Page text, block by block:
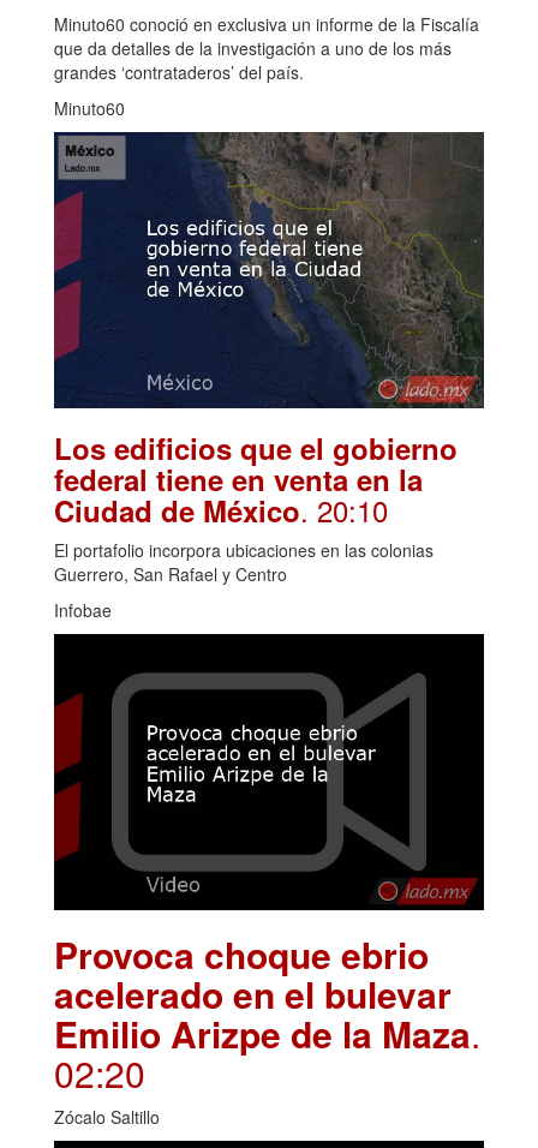
Minuto60 conoció en exclusiva un informe de la Fiscalía
que da detalles de la investigación a uno de los más
grandes ‘contrataderos’ del país.
Minuto60
Los edificios que el gobierno
federal tiene en venta en la
Ciudad de México. 20:10
El portafolio incorpora ubicaciones en las colonias
Guerrero, San Rafael y Centro
Infobae
Provoca choque ebrio
acelerado en el bulevar
Emilio Arizpe de la Maza.
02:20
Zócalo Saltillo